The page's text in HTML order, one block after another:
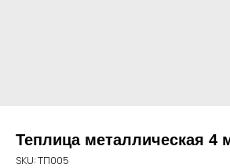
Теплица металлическая 4
SKU:ТП005